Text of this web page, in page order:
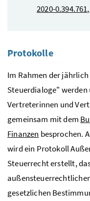
2020-0.394.761,
Protokolle
Im Rahmen der
Steuerdialoge"
Vertreterinnen und
gemeinsam mit dem
Finanzen besprochen.
wird ein Protokoll
Steuerrecht erstellt,
gesetzlichen